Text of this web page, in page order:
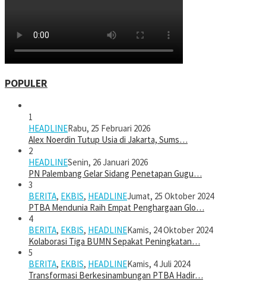
POPULER
1
HEADLINERabu, 25 Februari 2026
Alex Noerdin Tutup Usia di Jakarta, Sums…
2
HEADLINESenin, 26 Januari 2026
PN Palembang Gelar Sidang Penetapan Gugu…
3
BERITA, EKBIS, HEADLINEJumat, 25 Oktober 2024
PTBA Mendunia Raih Empat Penghargaan Glo…
4
BERITA, EKBIS, HEADLINEKamis, 24 Oktober 2024
Kolaborasi Tiga BUMN Sepakat Peningkatan…
5
BERITA, EKBIS, HEADLINEKamis, 4 Juli 2024
Transformasi Berkesinambungan PTBA Hadir…